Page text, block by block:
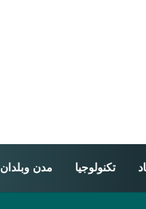
تكنولوجيا مدن وبلدان